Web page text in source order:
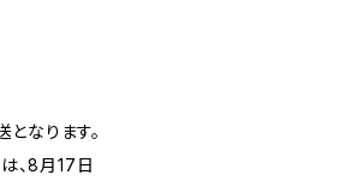
なります。
、8月17日